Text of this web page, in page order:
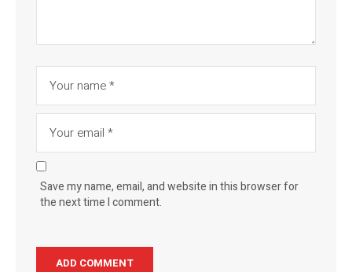
Save my name, email, and website in this browser for
the next time I comment.